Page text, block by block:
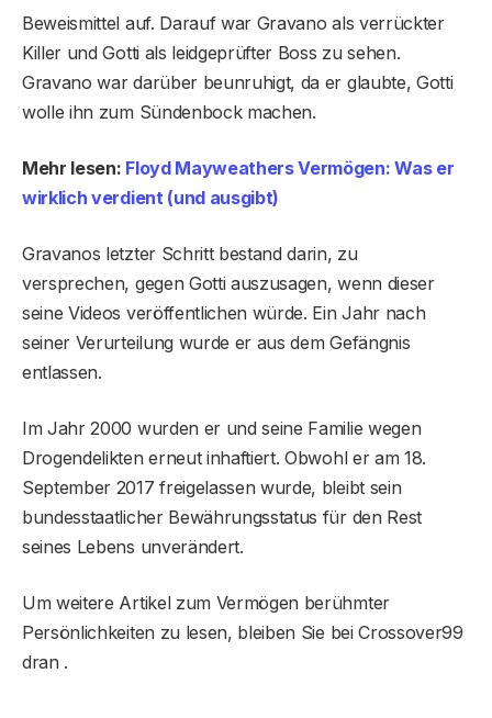
Beweismittel auf. Darauf war Gravano als verrückter
Killer und Gotti als leidgeprüfter Boss zu sehen.
Gravano war darüber beunruhigt, da er glaubte, Gotti
wolle ihn zum Sündenbock machen.
Mehr lesen: Floyd Mayweathers Vermögen: Was er
wirklich verdient (und ausgibt)
Gravanos letzter Schritt bestand darin, zu
versprechen, gegen Gotti auszusagen, wenn dieser
seine Videos veröffentlichen würde. Ein Jahr nach
seiner Verurteilung wurde er aus dem Gefängnis
entlassen.
Im Jahr 2000 wurden er und seine Familie wegen
Drogendelikten erneut inhaftiert. Obwohl er am 18.
September 2017 freigelassen wurde, bleibt sein
bundesstaatlicher Bewährungsstatus für den Rest
seines Lebens unverändert.
Um weitere Artikel zum Vermögen berühmter
Persönlichkeiten zu lesen, bleiben Sie bei Crossover99
dran .